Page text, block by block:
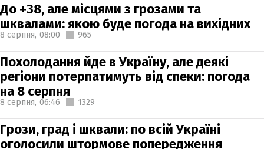
До +38, але місцями з грозами та
шквалами: якою буде погода на вихідних
8 серпня, 08:00 965
Похолодання йде в Україну, але деякі
регіони потерпатимуть від спеки: погода
на 8 серпня
8 серпня, 06:46 1329
Грози, град і шквали: по всій Україні
оголосили штормове попередження